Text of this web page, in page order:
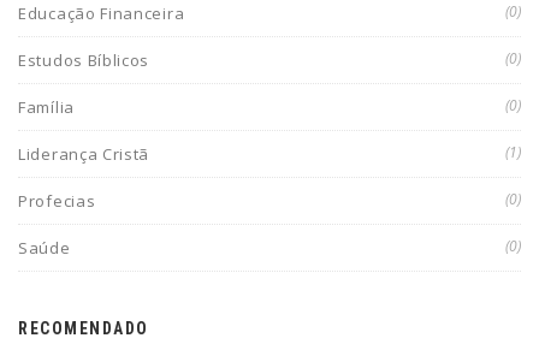
Educação Financeira (0)
Estudos Bíblicos (0)
Família (0)
Liderança Cristã (1)
Profecias (0)
Saúde (0)
RECOMENDADO